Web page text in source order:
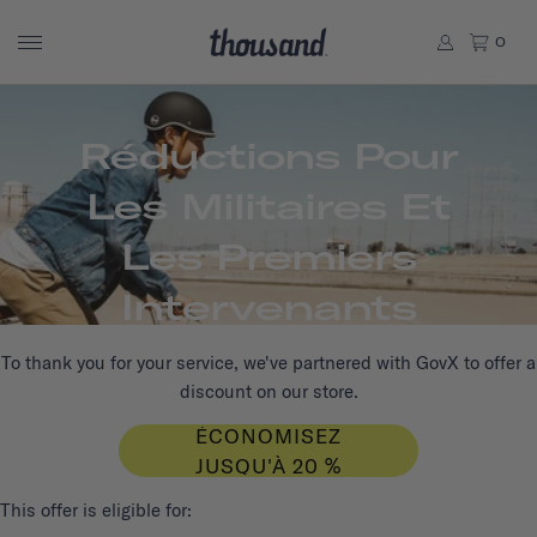
0
Réductions Pour
Les Militaires Et
Les Premiers
Intervenants
To thank you for your service, we've partnered with GovX to offer a
discount on our store.
ÉCONOMISEZ
JUSQU'À 20 %
This offer is eligible for: